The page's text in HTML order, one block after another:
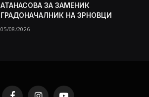
АТАНАСОВА ЗА ЗАМЕНИК
ГРАДОНАЧАЛНИК НА ЗРНОВЦИ
05/08/2026